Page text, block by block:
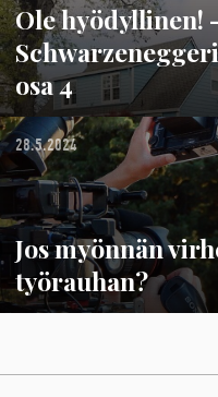
Ole hyödyllinen!
osa 4
28.5.2024
Jos myönnän
työrauhan?